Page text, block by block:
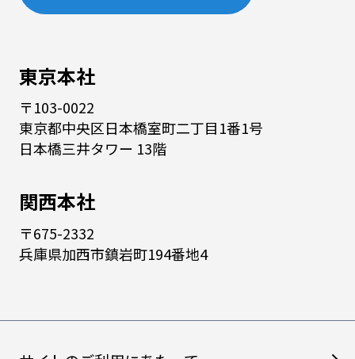
東京本社
〒103-0022
東京都中央区日本橋室町二丁目1番1号
日本橋三井タワー 13階
関西本社
〒675-2332
兵庫県加西市鎮岩町194番地4